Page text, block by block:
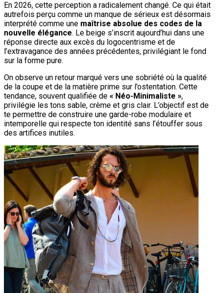
En 2026, cette perception a radicalement changé. Ce qui était
autrefois perçu comme un manque de sérieux est désormais
interprété comme une maîtrise absolue des codes de la
nouvelle élégance. Le beige s’inscrit aujourd’hui dans une
réponse directe aux excès du logocentrisme et de
l’extravagance des années précédentes, privilégiant le fond
sur la forme pure.
On observe un retour marqué vers une sobriété où la qualité
de la coupe et de la matière prime sur l’ostentation. Cette
tendance, souvent qualifiée de « Néo-Minimaliste »,
privilégie les tons sable, crème et gris clair. L’objectif est de
te permettre de construire une garde-robe modulaire et
intemporelle qui respecte ton identité sans l’étouffer sous
des artifices inutiles.